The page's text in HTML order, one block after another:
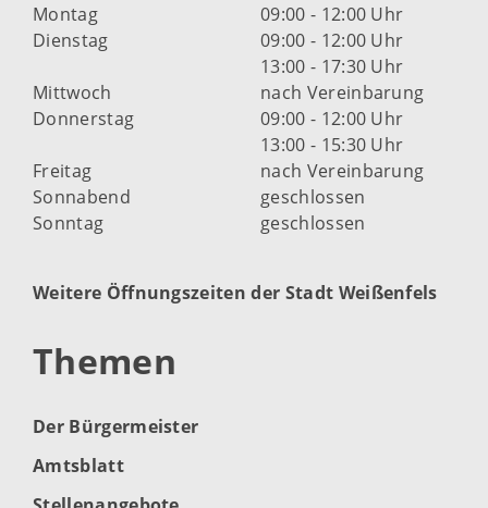
Montag
09:00 - 12:00 Uhr
Dienstag
09:00 - 12:00 Uhr
13:00 - 17:30 Uhr
Mittwoch
nach Vereinbarung
Donnerstag
09:00 - 12:00 Uhr
13:00 - 15:30 Uhr
Freitag
nach Vereinbarung
Sonnabend
geschlossen
Sonntag
geschlossen
Weitere Öffnungszeiten der Stadt Weißenfels
Themen
Der Bürgermeister
Amtsblatt